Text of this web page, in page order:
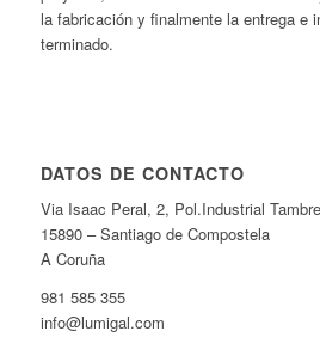
la fabricación y finalmente la entrega e
terminado.
DATOS DE CONTACTO
Via Isaac Peral, 2, Pol.Industrial Tambre
15890 – Santiago de Compostela
A Coruña
981 585 355
info@lumigal.com